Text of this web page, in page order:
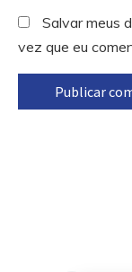
Salvar meus
vez que eu